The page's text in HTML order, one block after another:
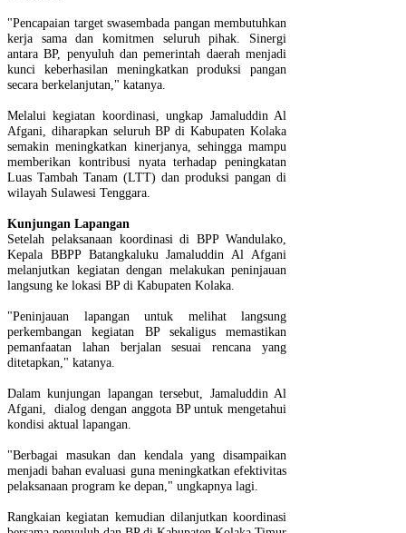
"Pencapaian target swasembada pangan membutuhkan
kerja sama dan komitmen seluruh pihak. Sinergi
antara BP, penyuluh dan pemerintah daerah menjadi
kunci keberhasilan meningkatkan produksi pangan
secara berkelanjutan," katanya.
Melalui kegiatan koordinasi, ungkap Jamaluddin Al
Afgani, diharapkan seluruh BP di Kabupaten Kolaka
semakin meningkatkan kinerjanya, sehingga mampu
memberikan kontribusi nyata terhadap peningkatan
Luas Tambah Tanam (LTT) dan produksi pangan di
wilayah Sulawesi Tenggara.
Kunjungan Lapangan
Setelah pelaksanaan koordinasi di BPP Wandulako,
Kepala BBPP Batangkaluku Jamaluddin Al Afgani
melanjutkan kegiatan dengan melakukan peninjauan
langsung ke lokasi BP di Kabupaten Kolaka.
"Peninjauan lapangan untuk melihat langsung
perkembangan kegiatan BP sekaligus memastikan
pemanfaatan lahan berjalan sesuai rencana yang
ditetapkan," katanya.
Dalam kunjungan lapangan tersebut, Jamaluddin Al
Afgani, dialog dengan anggota BP untuk mengetahui
kondisi aktual lapangan.
"Berbagai masukan dan kendala yang disampaikan
menjadi bahan evaluasi guna meningkatkan efektivitas
pelaksanaan program ke depan," ungkapnya lagi.
Rangkaian kegiatan kemudian dilanjutkan koordinasi